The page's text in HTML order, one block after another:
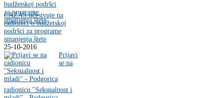
CAZAS učestvuje na
radionici o budžetskoj
podršci za programe
smanjenja štete
25-10-2016
Prijavi
se na
radionicu "Seksualnost i